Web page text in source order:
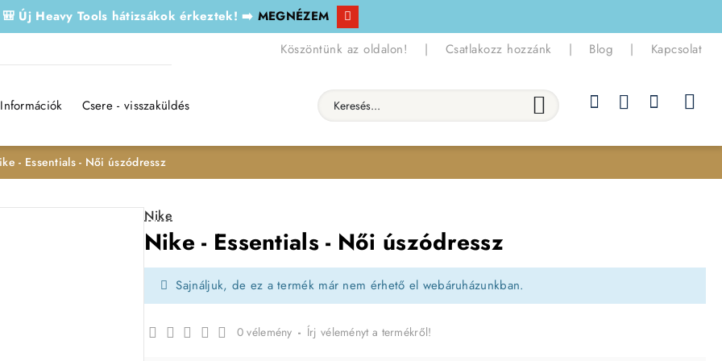
🎒 Új Heavy Tools hátizsákok érkeztek! ➡️ MEGNÉZEM
Köszöntünk az oldalon! | Csatlakozz hozzánk | Blog | Kapcsolat
Információk Csere - visszaküldés Keresés...
- Essentials - Női úszódressz
Nike
Nike - Essentials - Női úszódressz
Sajnáljuk, de ez a termék már nem érhető el webáruházunkban.
0 vélemény - Írj véleményt a termékről!